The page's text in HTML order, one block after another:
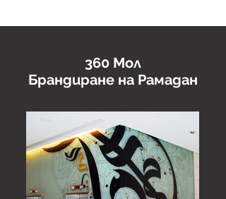
360 Мол
Брандиране на Рамадан